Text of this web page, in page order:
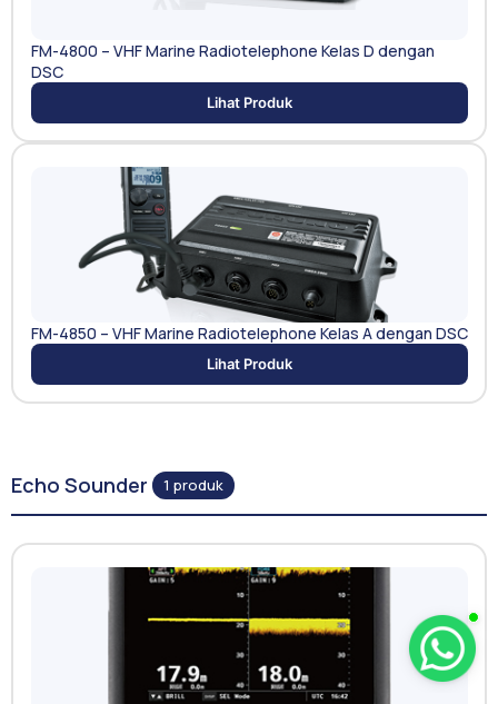
FM-4800 – VHF Marine Radiotelephone Kelas D dengan
DSC
Lihat Produk
FM-4850 – VHF Marine Radiotelephone Kelas A dengan DSC
Lihat Produk
Echo Sounder 1 produk